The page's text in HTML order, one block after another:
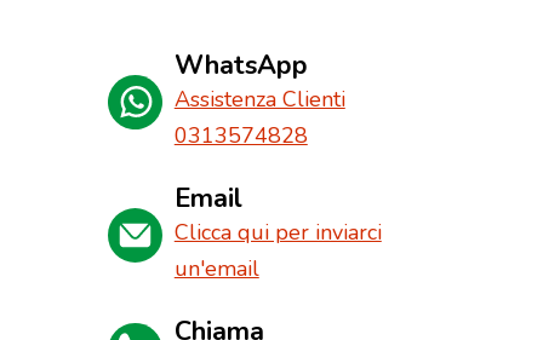
WhatsApp
Assistenza Clienti
0313574828
Email
Clicca qui per inviarci
un'email
Chiama